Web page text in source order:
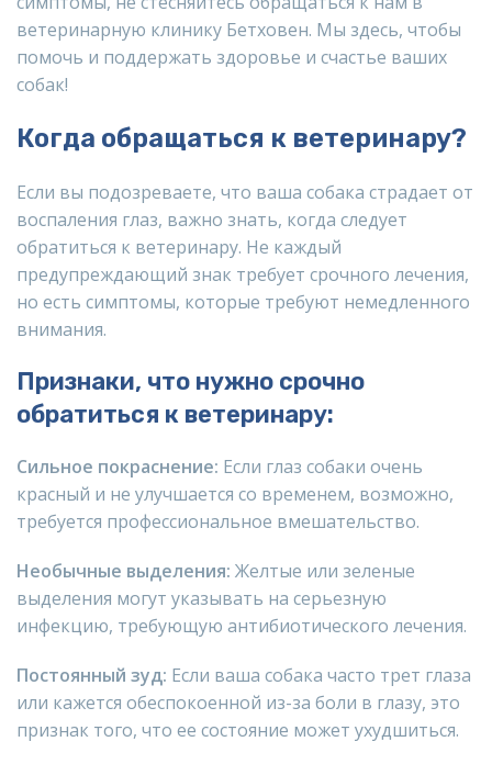
ветеринарную клинику Бетховен. Мы здесь, чтобы
помочь и поддержать здоровье и счастье ваших
собак!
Когда обращаться к ветеринару?
Если вы подозреваете, что ваша собака страдает от
воспаления глаз, важно знать, когда следует
обратиться к ветеринару. Не каждый
предупреждающий знак требует срочного лечения,
но есть симптомы, которые требуют немедленного
внимания.
Признаки, что нужно срочно
обратиться к ветеринару:
Сильное покраснение: Если глаз собаки очень
красный и не улучшается со временем, возможно,
требуется профессиональное вмешательство.
Необычные выделения: Желтые или зеленые
выделения могут указывать на серьезную
инфекцию, требующую антибиотического лечения.
Постоянный зуд: Если ваша собака часто трет глаза
или кажется обеспокоенной из-за боли в глазу, это
признак того, что ее состояние может ухудшиться.